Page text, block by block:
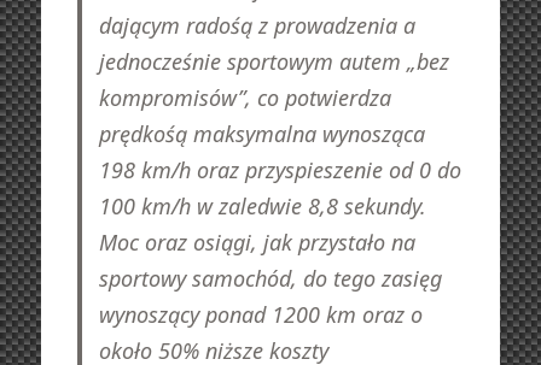
dającym radośą z prowadzenia a
jednocześnie sportowym autem „bez
kompromisów”, co potwierdza
prędkośą maksymalna wynosząca
198 km/h oraz przyspieszenie od 0 do
100 km/h w zaledwie 8,8 sekundy.
Moc oraz osiągi, jak przystało na
sportowy samochód, do tego zasięg
wynoszący ponad 1200 km oraz o
około 50% niższe koszty